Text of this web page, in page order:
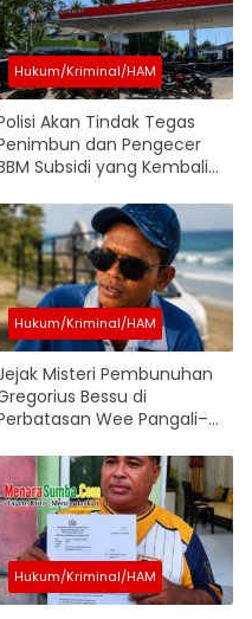
Hukum/Kriminal/HAM
Akan Tindak Tegas
dan Pengecer
Subsidi yang Kembali
Dimulai Dalam
Dekat
Hukum/Kriminal/HAM
Misteri Pembunuhan
Bessu di
Wee Pangali–
Pelaku yang Disebut
Dibantai Jadi Sorotan
Hukum/Kriminal/HAM